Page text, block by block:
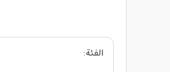
الفئة: